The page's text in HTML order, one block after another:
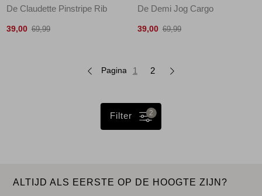
De Claudette Pinstripe Rib
39,00 69,99
De Demi Jog Cargo
39,00 69,99
Pagina 1 2
2
Filter
ALTIJD ALS EERSTE OP DE HOOGTE ZIJN?